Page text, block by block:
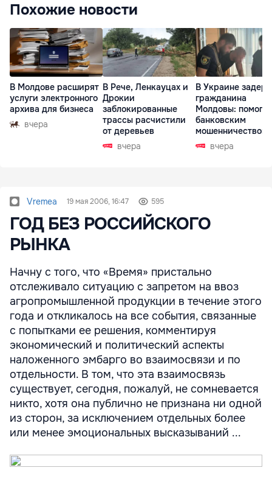
Похожие новости
В Молдове расширят
услуги электронного
архива для бизнеса
вчера
В Рече, Ленкауцах и
Дрокии
заблокированные
трассы расчистили
от деревьев
вчера
В Украине
гражданина
Молдовы:
банковским
мошенничеством
Чехиивчера
Vremea 19 мая 2006, 16:47 595
ГОД БЕЗ РОССИЙСКОГО
РЫНКА
Начну с того, что «Время» пристально
отслеживало ситуацию с запретом на ввоз
агропромышленной продукции в течение этого
года и откликалось на все события, связанные
с попытками ее решения, комментируя
экономический и политический аспекты
наложенного эмбарго во взаимосвязи и по
отдельности. В том, что эта взаимосвязь
существует, сегодня, пожалуй, не сомневается
никто, хотя она публично не признана ни одной
из сторон, за исключением отдельных более
или менее эмоциональных высказываний ...